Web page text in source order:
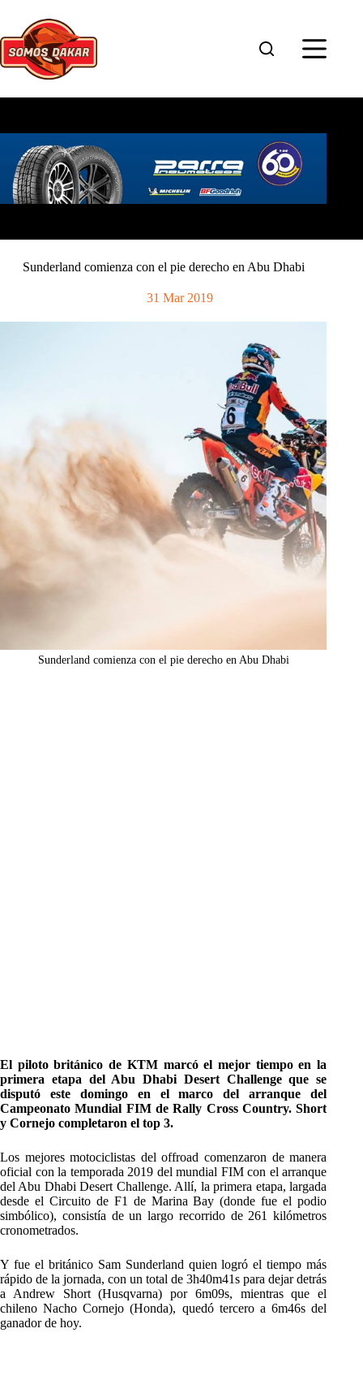
contenido
Sunderland comienza con el pie derecho en Abu Dhabi
31 Mar 2019
Sunderland comienza con el pie derecho en Abu Dhabi
El piloto británico de KTM marcó el mejor tiempo en la
primera etapa del Abu Dhabi Desert Challenge que se
disputó este domingo en el marco del arranque del
Campeonato Mundial FIM de Rally Cross Country. Short
y Cornejo completaron el top 3.
Los mejores motociclistas del offroad comenzaron de manera
oficial con la temporada 2019 del mundial FIM con el arranque
del Abu Dhabi Desert Challenge. Allí, la primera etapa, largada
desde el Circuito de F1 de Marina Bay (donde fue el podio
simbólico), consistía de un largo recorrido de 261 kilómetros
cronometrados.
Y fue el británico Sam Sunderland quien logró el tiempo más
rápido de la jornada, con un total de 3h40m41s para dejar detrás
a Andrew Short (Husqvarna) por 6m09s, mientras que el
chileno Nacho Cornejo (Honda), quedó tercero a 6m46s del
ganador de hoy.